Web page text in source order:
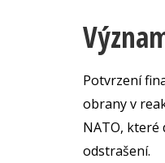
Potvrzení
obrany v
NATO,
odstrašení.